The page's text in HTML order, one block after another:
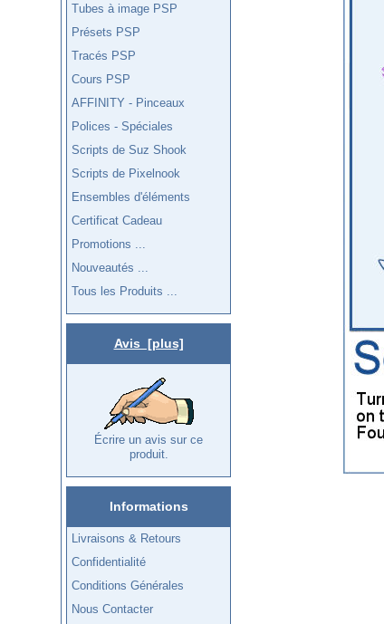
Tubes à image PSP
Présets PSP
Tracés PSP
Cours PSP
AFFINITY - Pinceaux
Polices - Spéciales
Scripts de Suz Shook
Scripts de Pixelnook
Ensembles d'éléments
Certificat Cadeau
Promotions ...
Nouveautés ...
Tous les Produits ...
Avis [plus]
Écrire un avis sur ce
produit.
Informations
Livraisons & Retours
Confidentialité
Conditions Générales
Nous Contacter